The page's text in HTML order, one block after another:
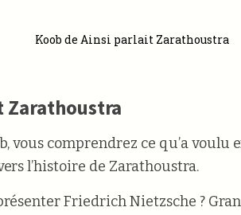
Koob de Ainsi parlait Zarathoustra
vous comprendrez ce qu’a voulu
l’histoire de Zarathoustra.
Friedrich Nietzsche ?